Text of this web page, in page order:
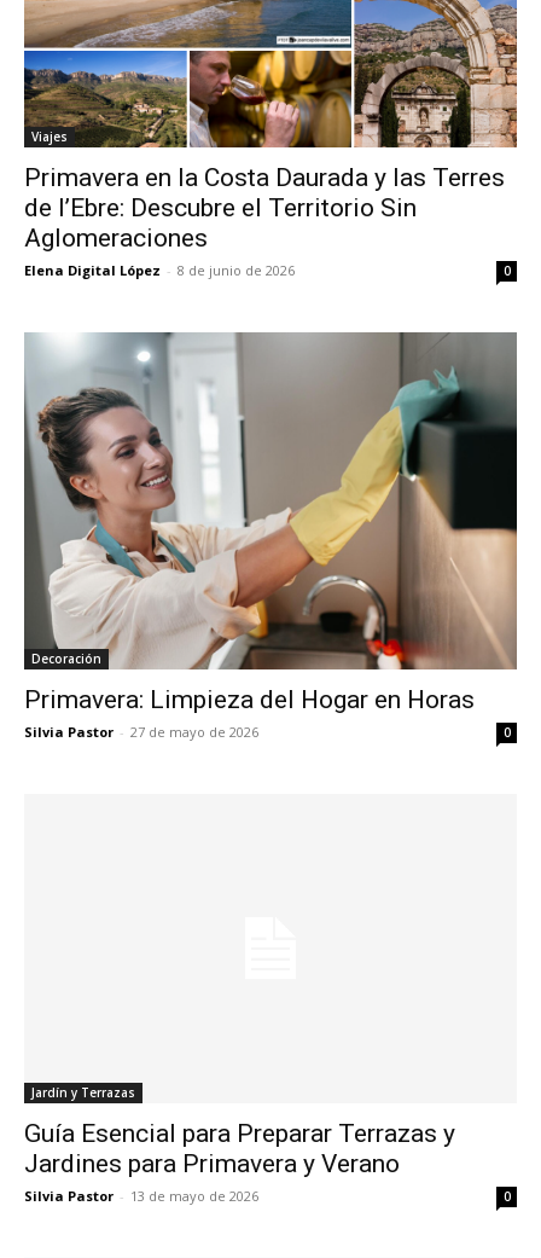
Viajes
Primavera en la Costa Daurada y las Terres
de l’Ebre: Descubre el Territorio Sin
Aglomeraciones
Elena Digital López - 8 de junio de 2026 0
Decoración
Primavera: Limpieza del Hogar en Horas
Silvia Pastor - 27 de mayo de 2026 0
Jardín y Terrazas
Guía Esencial para Preparar Terrazas y
Jardines para Primavera y Verano
Silvia Pastor - 13 de mayo de 2026 0